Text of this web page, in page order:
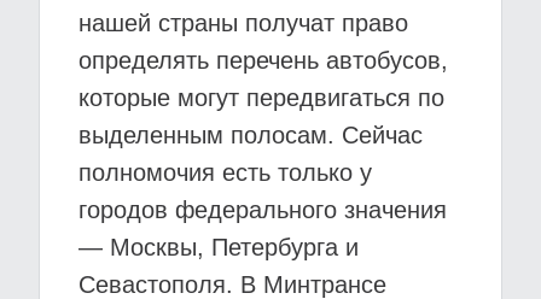
нашей страны получат право
определять перечень автобусов,
которые могут передвигаться по
выделенным полосам. Сейчас
полномочия есть только у
городов федерального значения
— Москвы, Петербурга и
Севастополя. В Минтрансе